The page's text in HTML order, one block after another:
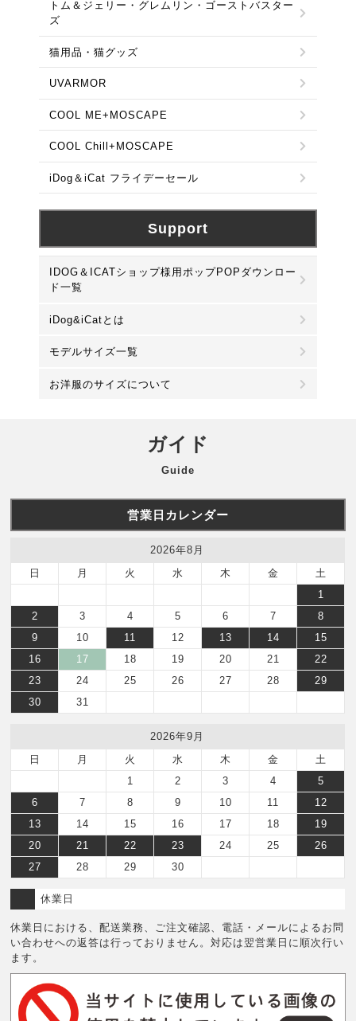
トム＆ジェリー・グレムリン・ゴーストバスター
ズ
猫用品・猫グッズ
UVARMOR
COOL ME+MOSCAPE
COOL Chill+MOSCAPE
iDog＆iCat フライデーセール
Support
IDOG＆ICATショップ様用ポップPOPダウンロー
ド一覧
iDog&iCatとは
モデルサイズ一覧
お洋服のサイズについて
ガイド
Guide
営業日カレンダー
2026年8月
日
月 火 水 木 金
土
1
2
3 4 5 6 7
8
9
10 11 12 13 14
15
16
17 18 19 20 21
22
23
24 25 26 27 28
29
30
31
2026年9月
日
月 火 水 木 金
土
1
2 3 4
5
6
7 8 9 10 11
12
13
14 15 16 17 18
19
20
21 22 23 24 25
26
27
28 29 30
休業日
休業日における、配送業務、ご注文確認、電話・メールによるお問
い合わせへの返答は行っておりません。対応は翌営業日に順次行い
ます。